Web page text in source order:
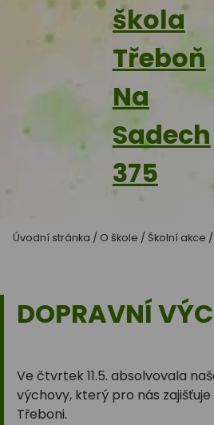
škola
Třeboň
Na
Sadech
375
Úvodní stránka / O škole / Školní akce /
DOPRAVNÍ
Ve čtvrtek 11.5. absolvovala
výchovy, který pro nás
Třeboni.